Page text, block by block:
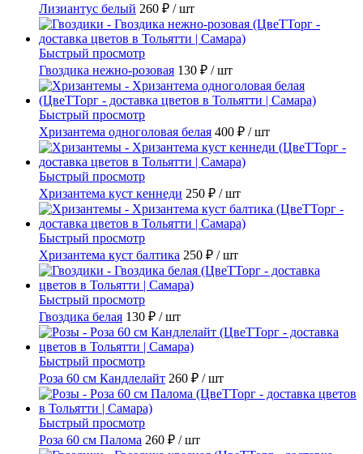
Лизиантус белый 260 ₽ / шт
Быстрый просмотр
Гвоздика нежно-розовая 130 ₽ / шт
Быстрый просмотр
Хризантема одноголовая белая 400 ₽ / шт
Быстрый просмотр
Хризантема куст кеннеди 250 ₽ / шт
Быстрый просмотр
Хризантема куст балтика 250 ₽ / шт
Быстрый просмотр
Гвоздика белая 130 ₽ / шт
Быстрый просмотр
Роза 60 см Кандлелайт 260 ₽ / шт
Быстрый просмотр
Роза 60 см Палома 260 ₽ / шт